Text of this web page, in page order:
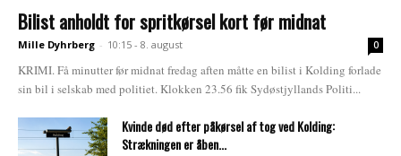
Bilist anholdt for spritkørsel kort før midnat
Mille Dyhrberg - 10:15 - 8. august 0
KRIMI. Få minutter før midnat fredag aften måtte en bilist i Kolding forlade
sin bil i selskab med politiet. Klokken 23.56 fik Sydøstjyllands Politi...
Kvinde død efter påkørsel af tog ved Kolding:
Strækningen er åben...